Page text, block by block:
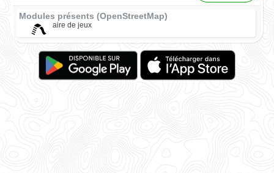
Modules présents (OpenStreetMap)
aire de jeux